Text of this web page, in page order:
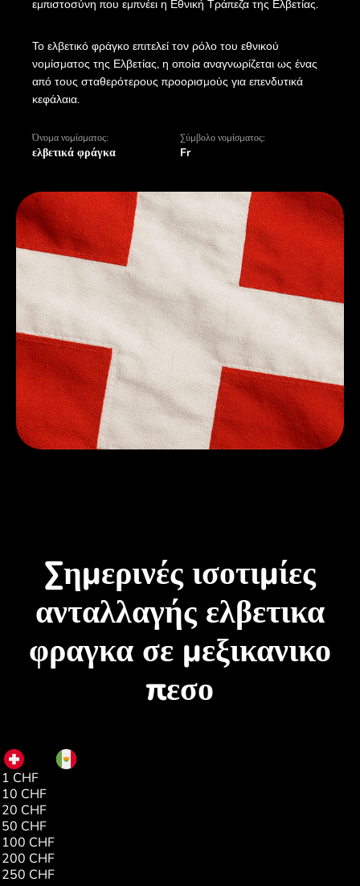
εμπιστοσύνη που εμπνέει η Εθνική Τράπεζα της Ελβετίας.
Το ελβετικό φράγκο επιτελεί τον ρόλο του εθνικού
νομίσματος της Ελβετίας, η οποία αναγνωρίζεται ως ένας
από τους σταθερότερους προορισμούς για επενδυτικά
κεφάλαια.
Όνομα νομίσματος:
ελβετικά φράγκα
Σύμβολο νομίσματος:
Fr
Σημερινές ισοτιμίες
ανταλλαγής ελβετικα
φραγκα σε μεξικανικο
πεσο
CHF
1 CHF
10 CHF
20 CHF
50 CHF
100 CHF
200 CHF
250 CHF